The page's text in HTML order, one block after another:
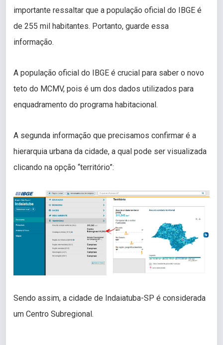
importante ressaltar que a população oficial do IBGE é
de 255 mil habitantes. Portanto, guarde essa
informação.
A população oficial do IBGE é crucial para saber o novo
teto do MCMV, pois é um dos dados utilizados para
enquadramento do programa habitacional.
A segunda informação que precisamos confirmar é a
hierarquia urbana da cidade, a qual pode ser visualizada
clicando na opção “território”:
Sendo assim, a cidade de Indaiatuba-SP é considerada
um Centro Subregional.